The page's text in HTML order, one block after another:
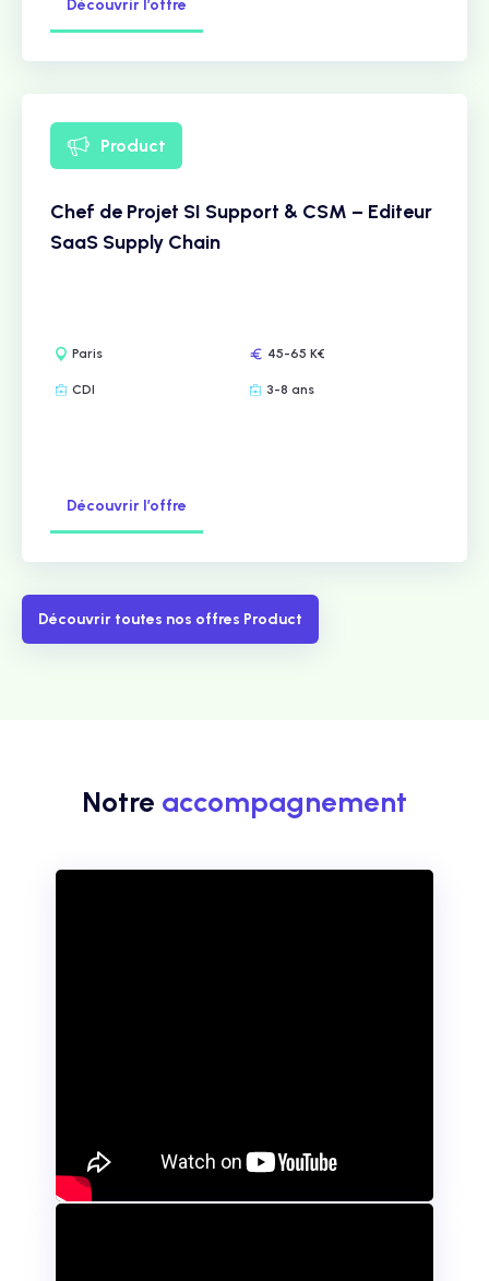
Découvrir l’offre
Product
Chef de Projet SI Support & CSM – Editeur
SaaS Supply Chain
Paris 45-65 K€
CDI 3-8 ans
Découvrir l’offre
Découvrir toutes nos offres Product
Notre accompagnement